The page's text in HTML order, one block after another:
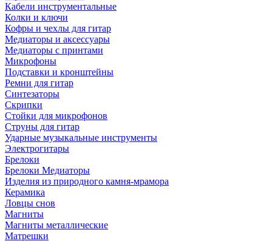
Кабели инструментальные
Колки и ключи
Кофры и чехлы для гитар
Медиаторы и аксессуары
Медиаторы с принтами
Микрофоны
Подставки и кронштейны
Ремни для гитар
Синтезаторы
Скрипки
Стойки для микрофонов
Струны для гитар
Ударные музыкальные инструменты
Электрогитары
Брелоки
Брелоки Медиаторы
Изделия из природного камня-мрамора
Керамика
Ловцы снов
Магниты
Магниты металлические
Матрешки